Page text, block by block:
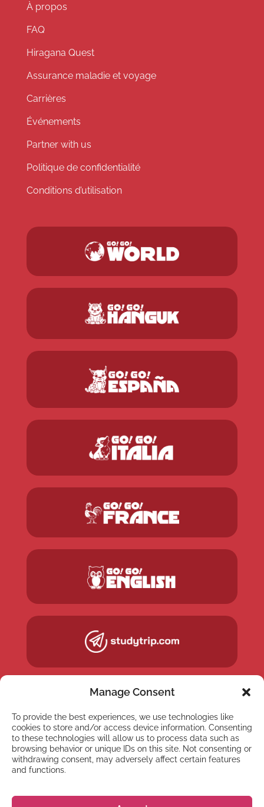
Manage Consent
To provide the best experiences, we use technologies like
cookies to store and/or access device information. Consenting
to these technologies will allow us to process data such as
browsing behavior or unique IDs on this site. Not consenting or
withdrawing consent, may adversely affect certain features
and functions.
À propos
FAQ
Hiragana Quest
Assurance maladie et voyage
Carrières
Événements
Partner with us
Politique de confidentialité
Conditions d’utilisation
NEWSLETTER